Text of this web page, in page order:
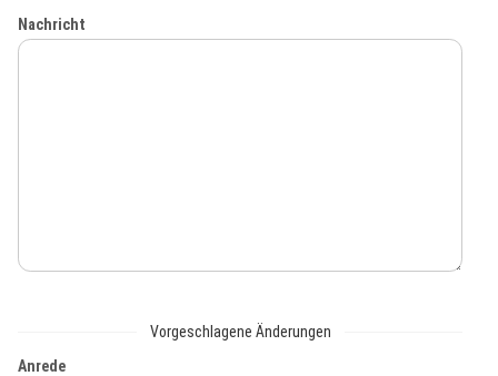
Nachricht
Vorgeschlagene Änderungen
Anrede